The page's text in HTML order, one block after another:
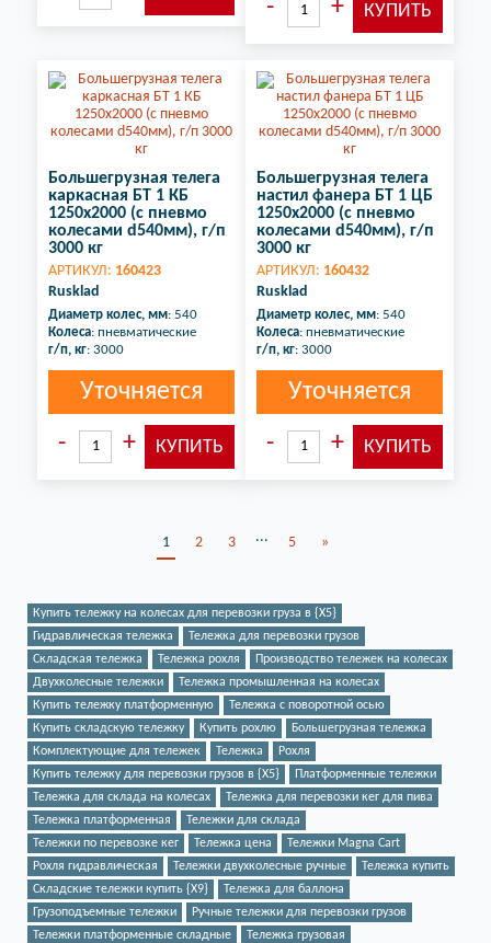
Большегрузная телега
каркасная БТ 1 КБ
1250х2000 (с пневмо
колесами d540мм), г/п
3000 кг
АРТИКУЛ: 160423
Rusklad
Диаметр колес, мм: 540
Колеса: пневматические
г/п, кг: 3000
Уточняется
Большегрузная телега
настил фанера БТ 1 ЦБ
1250х2000 (с пневмо
колесами d540мм), г/п
3000 кг
АРТИКУЛ: 160432
Rusklad
Диаметр колес, мм: 540
Колеса: пневматические
г/п, кг: 3000
Уточняется
1 2 3 ... 5 »
Купить тележку на колесах для перевозки груза в {X5}
Гидравлическая тележка
Тележка для перевозки грузов
Складская тележка
Тележка рохля
Производство тележек на колесах
Двухколесные тележки
Тележка промышленная на колесах
Купить тележку платформенную
Тележка с поворотной осью
Купить складскую тележку
Купить рохлю
Большегрузная тележка
Комплектующие для тележек
Тележка
Рохля
Купить тележку для перевозки грузов в {X5}
Платформенные тележки
Тележка для склада на колесах
Тележка для перевозки кег для пива
Тележка платформенная
Тележки для склада
Тележки по перевозке кег
Тележка цена
Тележки Magna Cart
Рохля гидравлическая
Тележки двухколесные ручные
Тележка купить
Складские тележки купить {X9}
Тележка для баллона
Грузоподъемные тележки
Ручные тележки для перевозки грузов
Тележки платформенные складные
Тележка грузовая